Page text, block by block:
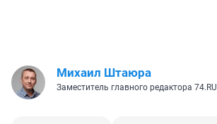
Михаил Штаюра
Заместитель главного редактора 74.RU